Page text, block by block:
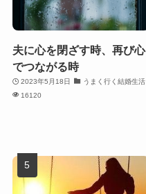
夫に心を閉ざす時、再び心
でつながる時
2023年5月18日
うまく行く結婚生活
16120